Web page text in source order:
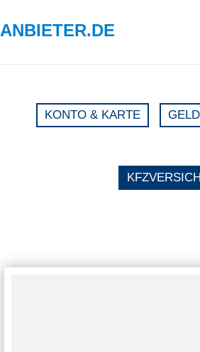
ANBIETER.DE
SUCHE
KONTO & KARTE